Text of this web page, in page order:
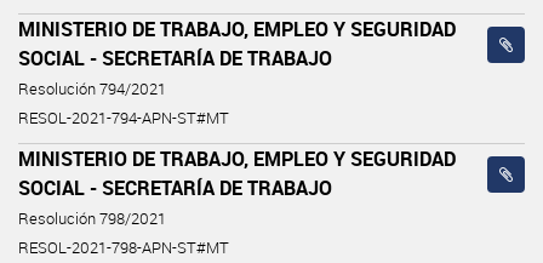
MINISTERIO DE TRABAJO, EMPLEO Y SEGURIDAD
SOCIAL - SECRETARÍA DE TRABAJO
Resolución 794/2021
RESOL-2021-794-APN-ST#MT
MINISTERIO DE TRABAJO, EMPLEO Y SEGURIDAD
SOCIAL - SECRETARÍA DE TRABAJO
Resolución 798/2021
RESOL-2021-798-APN-ST#MT